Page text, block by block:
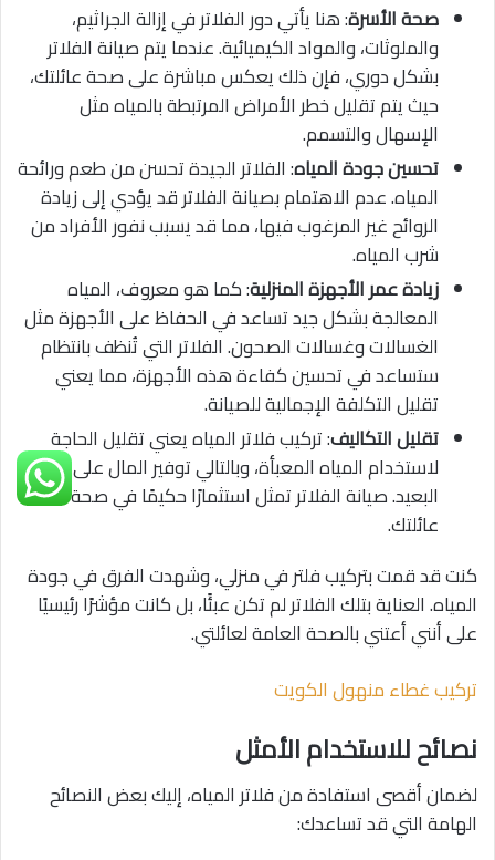
صحة الأسرة: هنا يأتي دور الفلاتر في إزالة الجراثيم،
والملوثات، والمواد الكيميائية. عندما يتم صيانة الفلاتر
بشكل دوري، فإن ذلك يعكس مباشرة على صحة عائلتك،
حيث يتم تقليل خطر الأمراض المرتبطة بالمياه مثل
الإسهال والتسمم.
تحسين جودة المياه: الفلاتر الجيدة تحسن من طعم ورائحة
المياه. عدم الاهتمام بصيانة الفلاتر قد يؤدي إلى زيادة
الروائح غير المرغوب فيها، مما قد يسبب نفور الأفراد من
شرب المياه.
زيادة عمر الأجهزة المنزلية: كما هو معروف، المياه
المعالجة بشكل جيد تساعد في الحفاظ على الأجهزة مثل
الغسالات وغسالات الصحون. الفلاتر التي تُنظف بانتظام
ستساعد في تحسين كفاءة هذه الأجهزة، مما يعني
تقليل التكلفة الإجمالية للصيانة.
تقليل التكاليف: تركيب فلاتر المياه يعني تقليل الحاجة
لاستخدام المياه المعبأة، وبالتالي توفير المال على المدى
البعيد. صيانة الفلاتر تمثل استثمارًا حكيمًا في صحة
عائلتك.
كنت قد قمت بتركيب فلتر في منزلي، وشهدت الفرق في جودة
المياه. العناية بتلك الفلاتر لم تكن عبئًا، بل كانت مؤشرًا رئيسيًا
على أنني أعتني بالصحة العامة لعائلتي.
تركيب غطاء منهول الكويت
نصائح للاستخدام الأمثل
لضمان أقصى استفادة من فلاتر المياه، إليك بعض النصائح
الهامة التي قد تساعدك: